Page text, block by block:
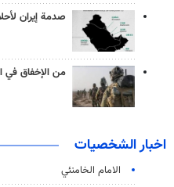
صدمة إيران
من الإخفاق في
اخبار الشخصيات
الامام الخامنئي